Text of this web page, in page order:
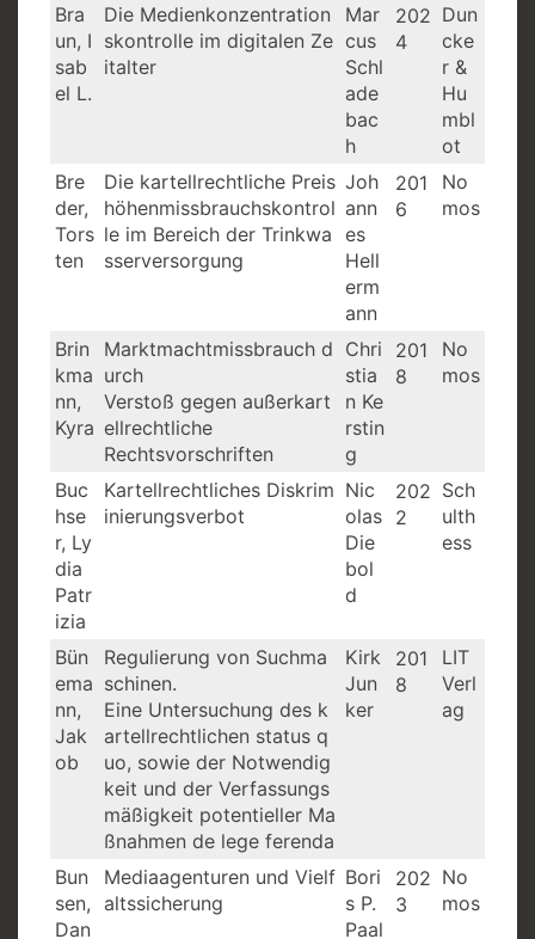
Bra
un, I
sab
el L.
Die Medienkonzentration
skontrolle im digitalen Ze
italter
Mar
cus
Schl
ade
bac
h
202
4
Dun
cke
r &
Hu
mbl
ot
Bre
der,
Tors
ten
Die kartellrechtliche Preis
höhenmissbrauchskontrol
le im Bereich der Trinkwa
sserversorgung
Joh
ann
es
Hell
erm
ann
201
6
No
mos
Brin
kma
nn,
Kyra
Marktmachtmissbrauch d
urch
Verstoß gegen außerkart
ellrechtliche
Rechtsvorschriften
Chri
stia
n Ke
rstin
g
201
8
No
mos
Buc
hse
r, Ly
dia
Patr
izia
Kartellrechtliches Diskrim
inierungsverbot
Nic
olas
Die
bol
d
202
2
Sch
ulth
ess
Bün
ema
nn,
Jak
ob
Regulierung von Suchma
schinen.
Eine Untersuchung des k
artellrechtlichen status q
uo, sowie der Notwendig
keit und der Verfassungs
mäßigkeit potentieller Ma
ßnahmen de lege ferenda
Kirk
Jun
ker
201
8
LIT
Verl
ag
Bun
sen,
Dan
Mediaagenturen und Vielf
altssicherung
Bori
s P.
Paal
202
3
No
mos